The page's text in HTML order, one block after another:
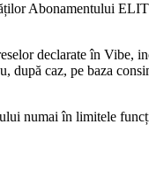
Abonamentului
declarate în Vibe,
după caz, pe baza
numai în limitele